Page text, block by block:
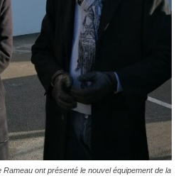
ont présenté le nouvel équipement de la